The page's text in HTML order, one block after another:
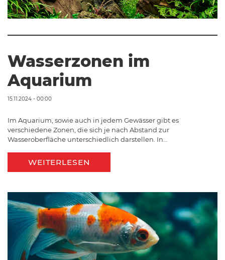
Wasserzonen im
Aquarium
15.11.2024 - 00:00
Im Aquarium, sowie auch in jedem Gewässer gibt es
verschiedene Zonen, die sich je nach Abstand zur
Wasseroberfläche unterschiedlich darstellen. In…
WEITERLESEN